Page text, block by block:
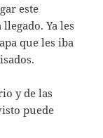
este
Ya les
que les iba
y de las
puede